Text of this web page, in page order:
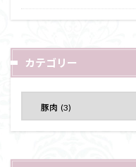
カテゴリー